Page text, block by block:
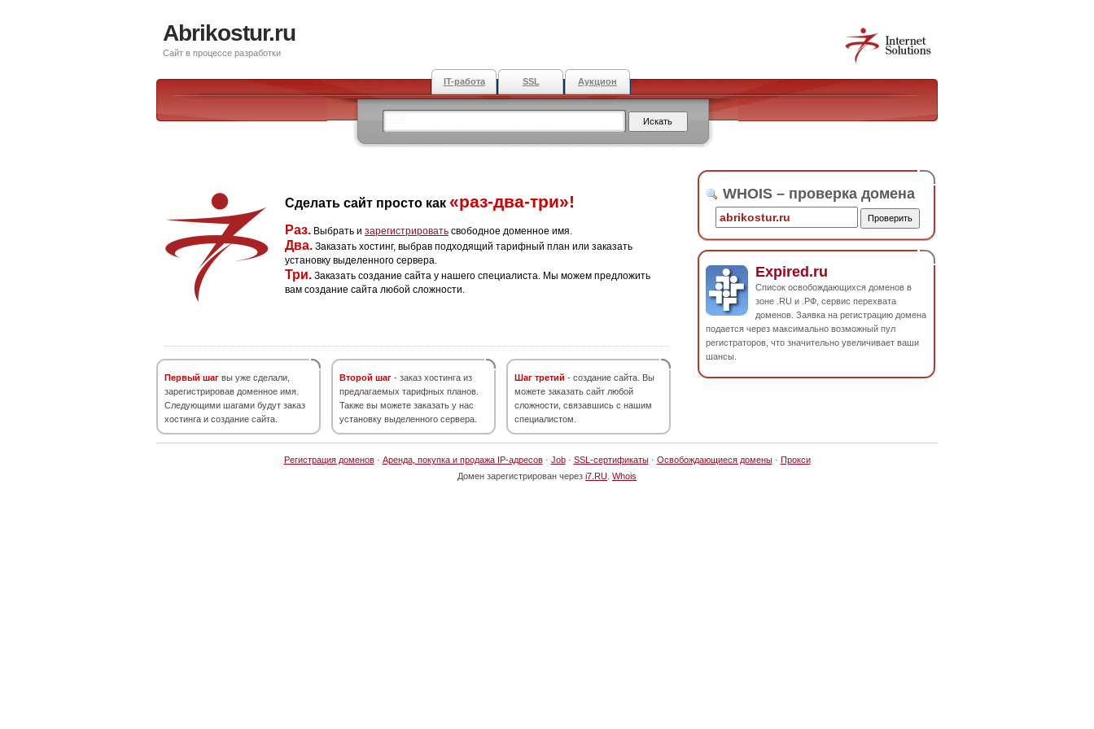
Abrikostur.ru
Сайт в процессе разработки
IT-работа SSL Аукцион
Сделать сайт просто как «раз-два-три»!
Раз. Выбрать и зарегистрировать свободное доменное имя.
Два. Заказать хостинг, выбрав подходящий тарифный план или заказать
установку выделенного сервера.
Три. Заказать создание сайта у нашего специалиста. Мы можем предложить
вам создание сайта любой сложности.
Первый шаг вы уже сделали,
зарегистрировав доменное имя.
Следующими шагами будут заказ
хостинга и создание сайта.
Второй шаг - заказ хостинга из
предлагаемых тарифных планов.
Также вы можете заказать у нас
установку выделенного сервера.
Шаг третий - создание сайта. Вы
можете заказать сайт любой
сложности, связавшись с нашим
специалистом.
WHOIS – проверка домена
Expired.ru
Список освобождающихся доменов в
зоне .RU и .РФ, сервис перехвата
доменов. Заявка на регистрацию домена
подается через максимально возможный пул
регистраторов, что значительно увеличивает ваши
шансы.
Регистрация доменов· Аренда, покупка и продажа IP-адресов· Job· SSL-сертификаты· Освобождающиеся домены· Прокси
Домен зарегистрирован через i7.RU Whois